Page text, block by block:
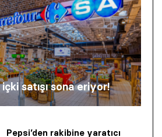
satışı sona eriyor!
Pepsi’den rakibine yaratıcı